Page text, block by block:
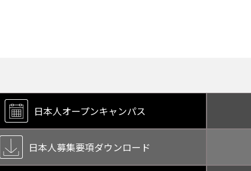
日本人オープンキャンパス
日本人募集要項ダウンロード